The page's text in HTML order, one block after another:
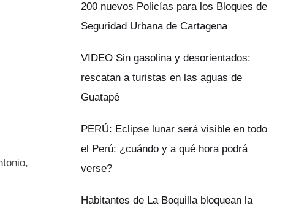
200 nuevos Policías para los Bloques de
Seguridad Urbana de Cartagena
VIDEO Sin gasolina y desorientados:
rescatan a turistas en las aguas de
Guatapé
PERÚ: Eclipse lunar será visible en todo
el Perú: ¿cuándo y a qué hora podrá
verse?
Habitantes de La Boquilla bloquean la